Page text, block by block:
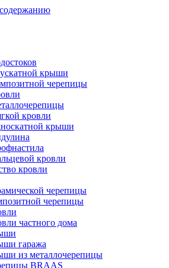
крыши
черепицы
кровли
крыши
кровли
кровли
черепицы
черепицы
частного дома
гаража
из металлочерепицы
BRAAS